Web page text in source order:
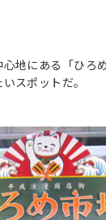
地にある「ひろ
スポットだ。